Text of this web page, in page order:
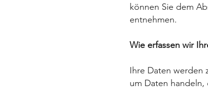
können Sie dem
entnehmen.
Wie erfassen wir
Ihre Daten werden
um Daten